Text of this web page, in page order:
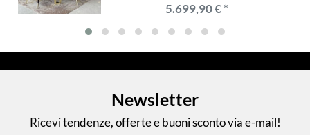
5.699,90 € *
Newsletter
Ricevi tendenze, offerte e buoni sconto via e-mail!